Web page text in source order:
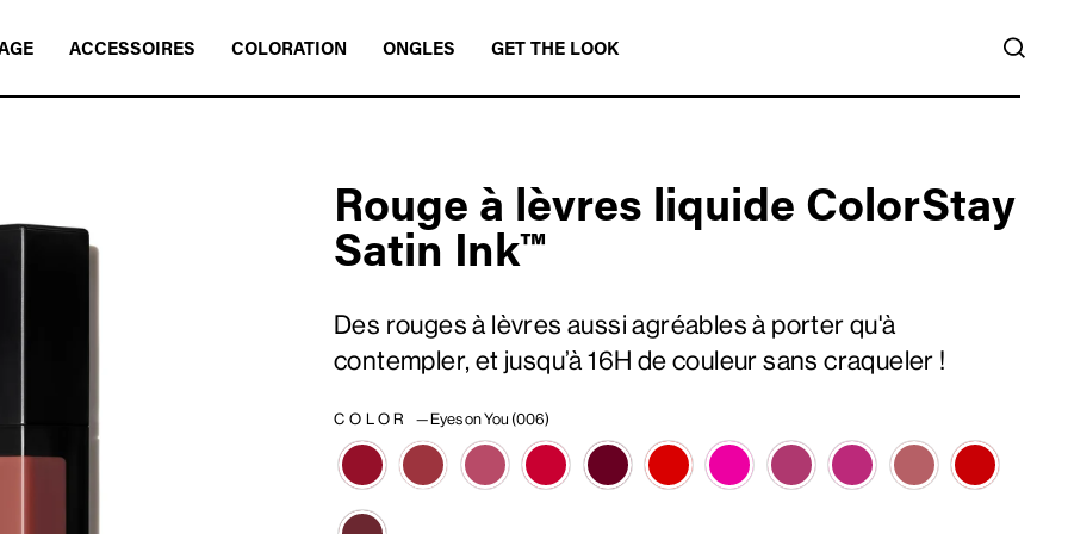
ACCESSOIRES COLORATION ONGLES GET THE LOOK
Rouge à lèvres liquide ColorStay
Satin Ink™
Des rouges à lèvres aussi agréables à porter qu'à
contempler, et jusqu’à 16H de couleur sans craqueler !
COLOR— Eyes on You (006)